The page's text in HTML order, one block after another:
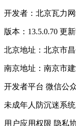
开发者：北京瓦力
版本：13.5.0.70 更
北京地址：北京市
南京地址：南京市
开发者平台 微信公
未成年人防沉迷系统
用户应用权限 隐私